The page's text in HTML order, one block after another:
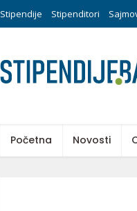
Stipendije Stipenditori
Početna Novosti